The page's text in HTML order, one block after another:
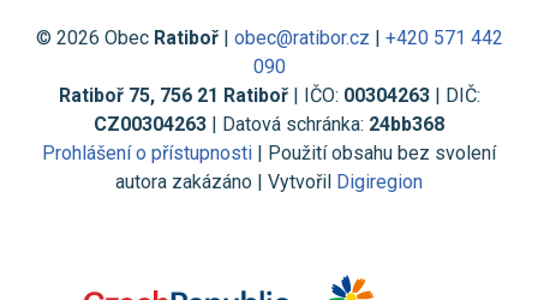
© 2026 Obec Ratiboř| obec@ratibor.cz | +420 571 442
090
Ratiboř 75, 756 21 Ratiboř| IČO: 00304263| DIČ:
CZ00304263 | Datová schránka: 24bb368
Prohlášení o přístupnosti | Použití obsahu bez svolení
autora zakázáno | Vytvořil Digiregion